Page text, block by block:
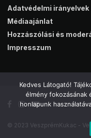
Adatvédelmi irányelvek
Médiaajánlat
Hozzászólási és
Impresszum
© 2023 VeszprémKukac -
Kedves Látogató!
élmény fokozásának
honlapunk